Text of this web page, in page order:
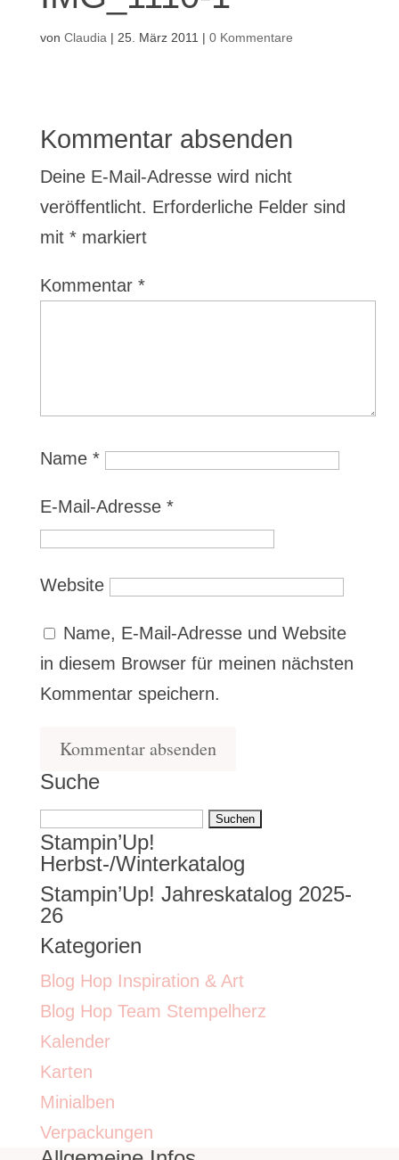
von Claudia | 25. März 2011 | 0 Kommentare
Kommentar absenden
Deine E-Mail-Adresse wird nicht
veröffentlicht. Erforderliche Felder sind
mit *markiert
Kommentar *
Name *
E-Mail-Adresse *
Website
Name, E-Mail-Adresse und Website
in diesem Browser für meinen nächsten
Kommentar speichern.
Suche
Suchen
nach:
Stampin’Up!
Herbst-/Winterkatalog
Stampin’Up! Jahreskatalog 2025-
26
Kategorien
Blog Hop Inspiration & Art
Blog Hop Team Stempelherz
Kalender
Karten
Minialben
Verpackungen